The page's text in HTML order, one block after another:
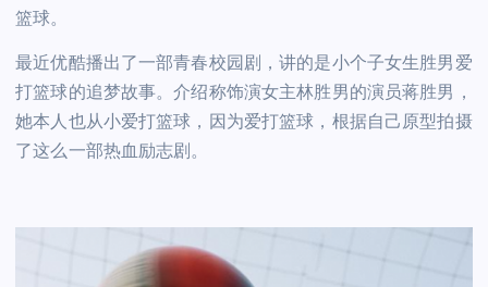
篮球。
最近优酷播出了一部青春校园剧，讲的是小个子女生胜男爱
打篮球的追梦故事。介绍称饰演女主林胜男的演员蒋胜男，
她本人也从小爱打篮球，因为爱打篮球，根据自己原型拍摄
了这么一部热血励志剧。